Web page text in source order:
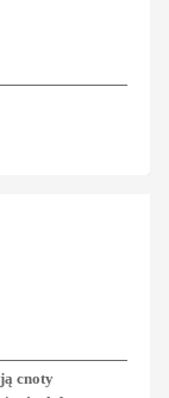
cnoty